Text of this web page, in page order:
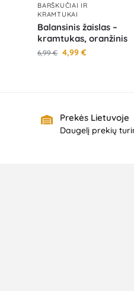
BARŠKUČIAI IR
KRAMTUKAI
Balansinis žaislas –
kramtukas, oranžinis
6,99€ 4,99€
Prekės Lietuvoje
Daugelį prekių